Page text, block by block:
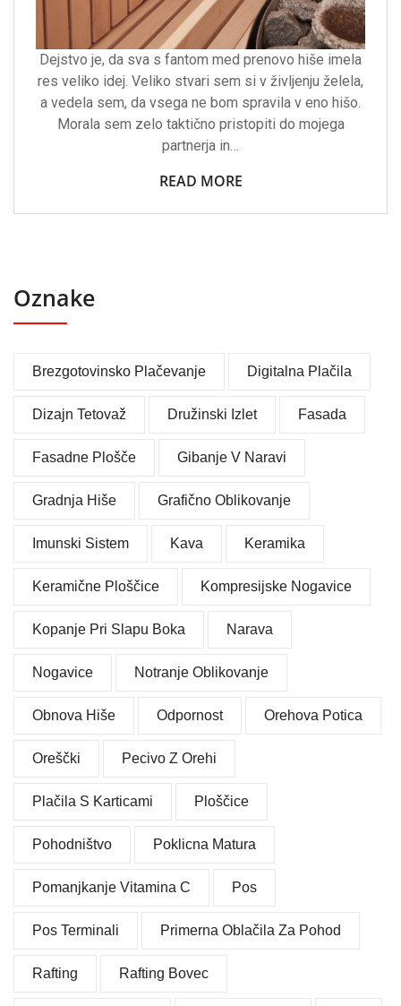
Dejstvo je, da sva s fantom med prenovo hiše imela
res veliko idej. Veliko stvari sem si v življenju želela,
a vedela sem, da vsega ne bom spravila v eno hišo.
Morala sem zelo taktično pristopiti do mojega
partnerja in…
READ MORE
Oznake
Brezgotovinsko Plačevanje Digitalna Plačila
Dizajn Tetovaž Družinski Izlet Fasada
Fasadne Plošče Gibanje V Naravi
Gradnja Hiše Grafično Oblikovanje
Imunski Sistem Kava Keramika
Keramične Ploščice Kompresijske Nogavice
Kopanje Pri Slapu Boka Narava
Nogavice Notranje Oblikovanje
Obnova Hiše Odpornost Orehova Potica
Oreščki Pecivo Z Orehi
Plačila S Karticami Ploščice
Pohodništvo Poklicna Matura
Pomanjkanje Vitamina C Pos
Pos Terminali Primerna Oblačila Za Pohod
Rafting Rafting Bovec